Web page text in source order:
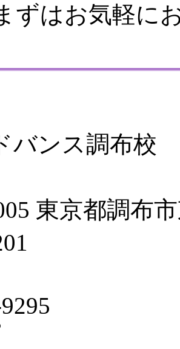
ずはお気軽に
バンス調布校
東京都調布